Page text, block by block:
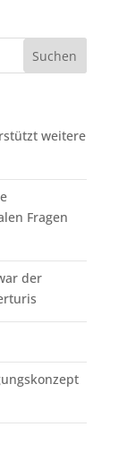
weitere
Fragen
der